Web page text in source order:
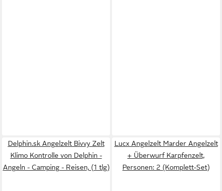
Delphin.sk Angelzelt Bivvy Zelt
Klimo Kontrolle von Delphin -
Angeln - Camping - Reisen, (1 tlg)
Lucx Angelzelt Marder Angelzelt
+ Überwurf Karpfenzelt,
Personen: 2 (Komplett-Set)